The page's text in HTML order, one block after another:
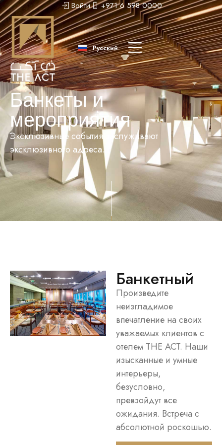
Войти +971 6 598 0000
Русский
عربى
中文 (中国)
English
Банкеты и
мероприятия
Эксклюзивные события заслуживают
эксклюзивного адреса.
Банкетный
Произведите
неизгладимое
впечатление на своих
уважаемых клиентов с
отелем THE ACT. Наши
изысканные и умные
интерьеры,
безусловно,
превзойдут все
ожидания. Встреча с
абсолютной роскошью.